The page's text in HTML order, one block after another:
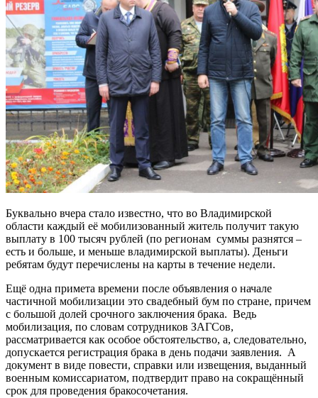
Буквально вчера стало известно, что во Владимирской
области каждый её мобилизованный житель получит такую
выплату в 100 тысяч рублей (по регионам суммы разнятся –
есть и больше, и меньше владимирской выплаты). Деньги
ребятам будут перечислены на карты в течение недели.
Ещё одна примета времени после объявления о начале
частичной мобилизации это свадебный бум по стране, причем
с большой долей срочного заключения брака. Ведь
мобилизация, по словам сотрудников ЗАГСов,
рассматривается как особое обстоятельство, а, следовательно,
допускается регистрация брака в день подачи заявления. А
документ в виде повести, справки или извещения, выданный
военным комиссариатом, подтвердит право на сокращённый
срок для проведения бракосочетания.